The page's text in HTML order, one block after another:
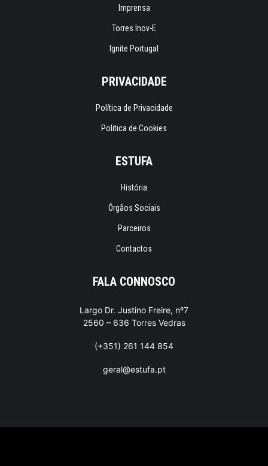
Imprensa
Torres Inov-E
Ignite Portugal
PRIVACIDADE
Política de Privacidade
Politica de Cookies
ESTUFA
História
Órgãos Sociais
Parceiros
Contactos
FALA CONNOSCO
Largo Dr. Justino Freire, nº7
2560 – 636 Torres Vedras
(+351) 261 144 854
geral@estufa.pt